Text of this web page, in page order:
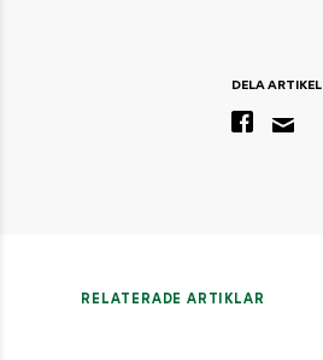
DELA ARTIKEL
RELATERADE ARTIKLAR